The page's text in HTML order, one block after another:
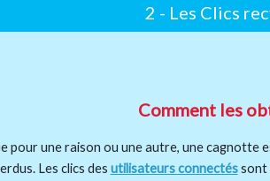
2 - Les Clics
Comment les
pour une raison ou une autre, une cagnotte
Les clics des utilisateurs connectéssont